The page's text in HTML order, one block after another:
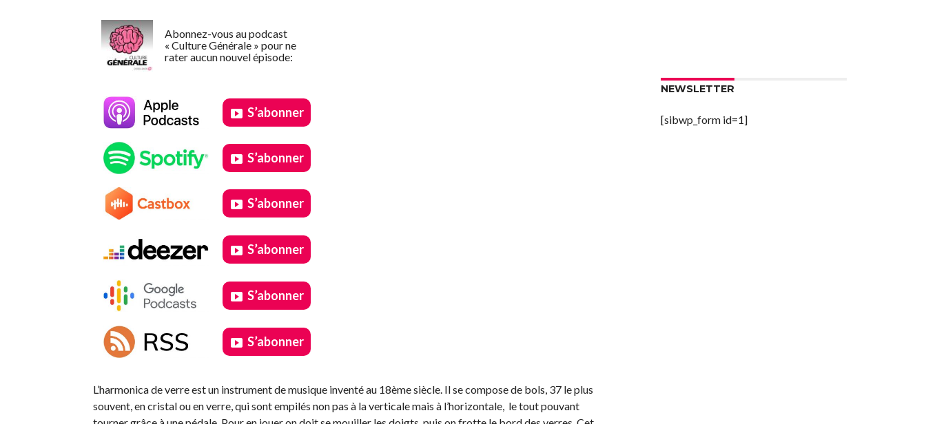
Abonnez-vous au podcast
« Culture Générale » pour ne
rater aucun nouvel épisode:
S’abonner
S’abonner
S’abonner
S’abonner
S’abonner
S’abonner
L’harmonica de verre est un instrument de musique inventé au 18ème siècle. Il se compose de bols, 37 le plus
souvent, en cristal ou en verre, qui sont empilés non pas à la verticale mais à l’horizontale, le tout pouvant
NEWSLETTER
[sibwp_form id=1]